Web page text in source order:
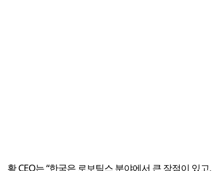
황 CEO는 “한국은 로보틱스 분야에서 큰 장점이 있고,